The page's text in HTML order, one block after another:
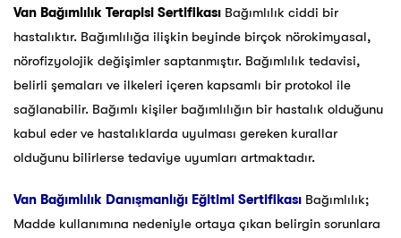
Van Bağımlılık Terapisi Sertifikası Bağımlılık ciddi bir
hastalıktır. Bağımlılığa ilişkin beyinde birçok nörokimyasal,
nörofizyolojik değişimler saptanmıştır. Bağımlılık tedavisi,
belirli şemaları ve ilkeleri içeren kapsamlı bir protokol ile
sağlanabilir. Bağımlı kişiler bağımlılığın bir hastalık olduğunu
kabul eder ve hastalıklarda uyulması gereken kurallar
olduğunu bilirlerse tedaviye uyumları artmaktadır.
Van Bağımlılık Danışmanlığı Eğitimi Sertifikası Bağımlılık;
Madde kullanımına nedeniyle ortaya çıkan belirgin sorunlara